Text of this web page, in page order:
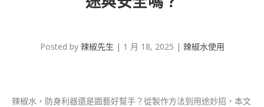
Posted by 辣椒先生 | 1 月 18, 2025 | 辣椒水使用
辣椒水，防身利器還是園藝好幫手？從製作方法到用途妙招，本文